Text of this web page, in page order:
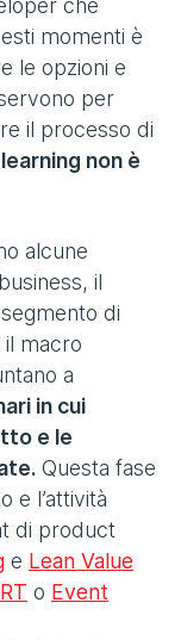
che
momenti è
le opzioni e
per
il processo di
non è
alcune
il
di
macro
a
in cui
e le
Questa fase
e l’attività
di product
e Lean Value
o Event